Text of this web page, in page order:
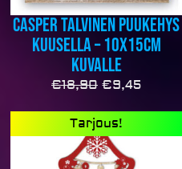
Casper talvinen puukehys
kuusella – 10x15cm
kuvalle
€18,90 €9,45
Tarjous!
hinta
oli:
hinta